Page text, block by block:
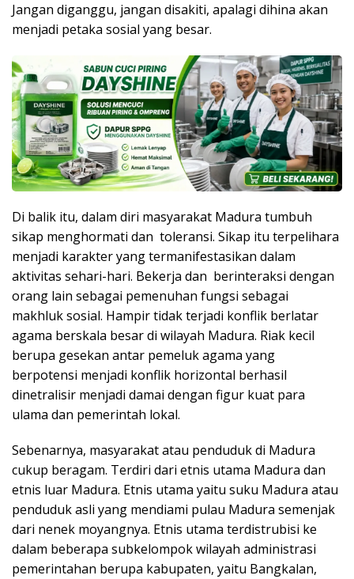
Jangan diganggu, jangan disakiti, apalagi dihina akan
menjadi petaka sosial yang besar.
Di balik itu, dalam diri masyarakat Madura tumbuh
sikap menghormati dan toleransi. Sikap itu terpelihara
menjadi karakter yang termanifestasikan dalam
aktivitas sehari-hari. Bekerja dan berinteraksi dengan
orang lain sebagai pemenuhan fungsi sebagai
makhluk sosial. Hampir tidak terjadi konflik berlatar
agama berskala besar di wilayah Madura. Riak kecil
berupa gesekan antar pemeluk agama yang
berpotensi menjadi konflik horizontal berhasil
dinetralisir menjadi damai dengan figur kuat para
ulama dan pemerintah lokal.
Sebenarnya, masyarakat atau penduduk di Madura
cukup beragam. Terdiri dari etnis utama Madura dan
etnis luar Madura. Etnis utama yaitu suku Madura atau
penduduk asli yang mendiami pulau Madura semenjak
dari nenek moyangnya. Etnis utama terdistrubisi ke
dalam beberapa subkelompok wilayah administrasi
pemerintahan berupa kabupaten, yaitu Bangkalan,